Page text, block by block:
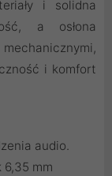
i solidna
a osłona
i komfort
audio.
6,35 mm